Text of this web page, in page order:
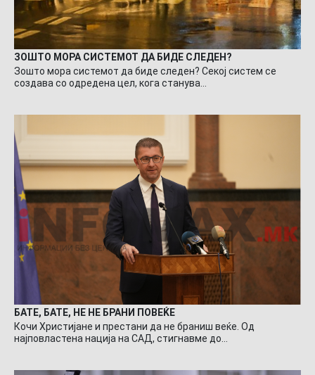
ЗОШТО МОРА СИСТЕМОТ ДА БИДЕ СЛЕДЕН?
Зошто мора системот да биде следен? Секој систем се
создава со одредена цел, кога станува…
БАТЕ, БАТЕ, НЕ НЕ БРАНИ ПОВЕЌЕ
Кочи Христијане и престани да не браниш веќе. Од
најповластена нација на САД, стигнавме до…